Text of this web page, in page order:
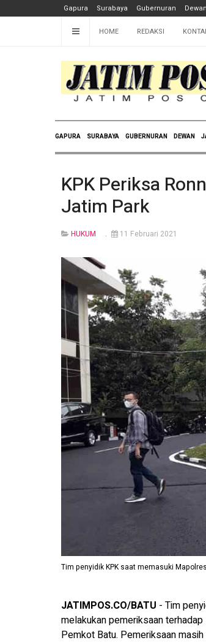
Gapura Surabaya Gubernuran Dewan
HOME REDAKSI
GAPURA SURABAYA GUBERNURAN DEWAN
KPK Periksa
Jatim Park
HUKUM 11 Februari 2021
Tim penyidik KPK saat memasuki
JATIMPOS.CO/BATU - Tim
melakukan pemeriksaan
Pemkot Batu. Pemeriksaan